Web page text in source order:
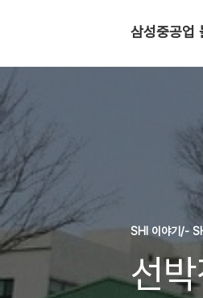
삼성중공업
SHI 이야기/-
선